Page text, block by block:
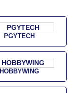
PGYTECH
HOBBYWING